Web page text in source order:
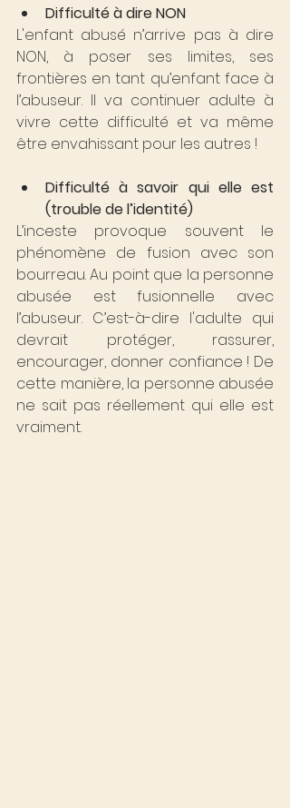
Difficulté à dire NON
L'enfant abusé n’arrive pas à dire
NON, à poser ses limites, ses
frontières en tant qu’enfant face à
l’abuseur. Il va continuer adulte à
vivre cette difficulté et va même
être envahissant pour les autres !
Difficulté à savoir qui elle est
(trouble de l’identité)
L’inceste provoque souvent le
phénomène de fusion avec son
bourreau. Au point que la personne
abusée est fusionnelle avec
l’abuseur. C’est-à-dire l'adulte qui
devrait protéger, rassurer,
encourager, donner confiance ! De
cette manière, la personne abusée
ne sait pas réellement qui elle est
vraiment.